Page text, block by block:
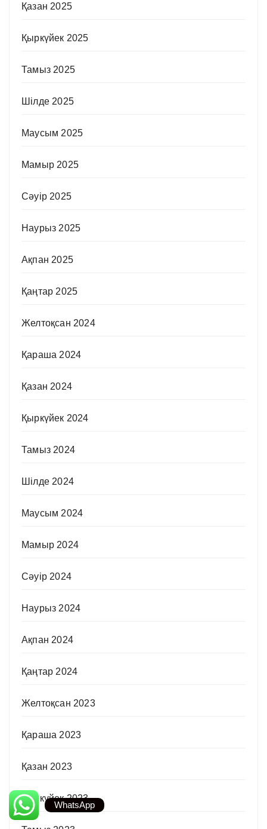
Қазан 2025
Қыркүйек 2025
Тамыз 2025
Шілде 2025
Маусым 2025
Мамыр 2025
Сәуір 2025
Наурыз 2025
Ақпан 2025
Қаңтар 2025
Желтоқсан 2024
Қараша 2024
Қазан 2024
Қыркүйек 2024
Тамыз 2024
Шілде 2024
Маусым 2024
Мамыр 2024
Сәуір 2024
Наурыз 2024
Ақпан 2024
Қаңтар 2024
Желтоқсан 2023
Қараша 2023
Қазан 2023
Қыркүйек 2023
WhatsApp